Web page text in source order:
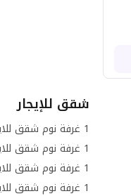
شقق للإيجار